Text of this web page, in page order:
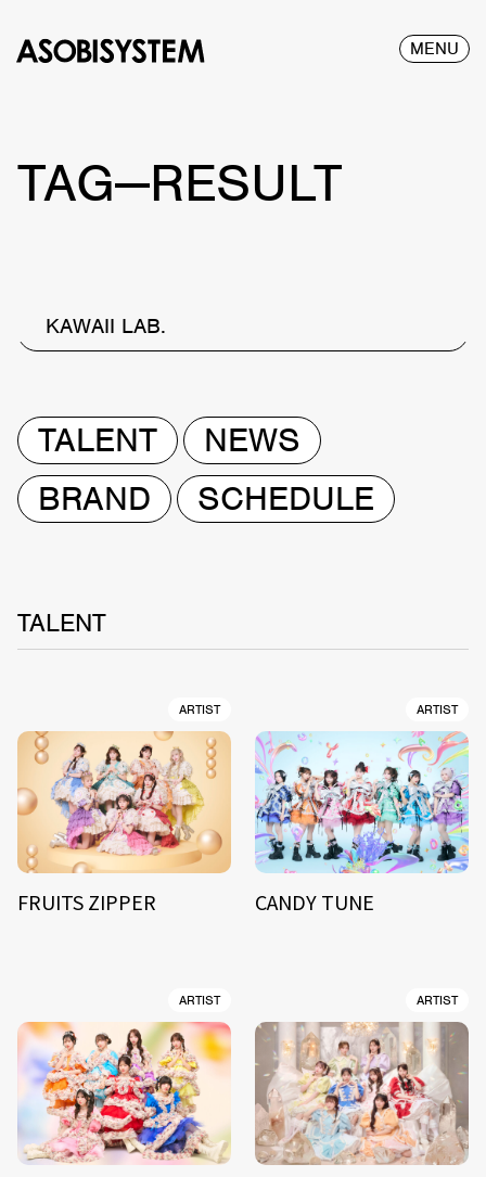
MENU
TAG—RESULT
KAWAII LAB.
TALENT
NEWS
BRAND
SCHEDULE
TALENT
ARTIST
FRUITS ZIPPER
ARTIST
CANDY TUNE
ARTIST ARTIST